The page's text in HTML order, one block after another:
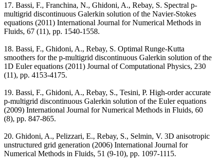
17. Bassi, F., Franchina, N., Ghidoni, A., Rebay, S. Spectral p-
multigrid discontinuous Galerkin solution of the Navier-Stokes
equations (2011) International Journal for Numerical Methods in
Fluids, 67 (11), pp. 1540-1558.
18. Bassi, F., Ghidoni, A., Rebay, S. Optimal Runge-Kutta
smoothers for the p-multigrid discontinuous Galerkin solution of the
1D Euler equations (2011) Journal of Computational Physics, 230
(11), pp. 4153-4175.
19. Bassi, F., Ghidoni, A., Rebay, S., Tesini, P. High-order accurate
p-multigrid discontinuous Galerkin solution of the Euler equations
(2009) International Journal for Numerical Methods in Fluids, 60
(8), pp. 847-865.
20. Ghidoni, A., Pelizzari, E., Rebay, S., Selmin, V. 3D anisotropic
unstructured grid generation (2006) International Journal for
Numerical Methods in Fluids, 51 (9-10), pp. 1097-1115.